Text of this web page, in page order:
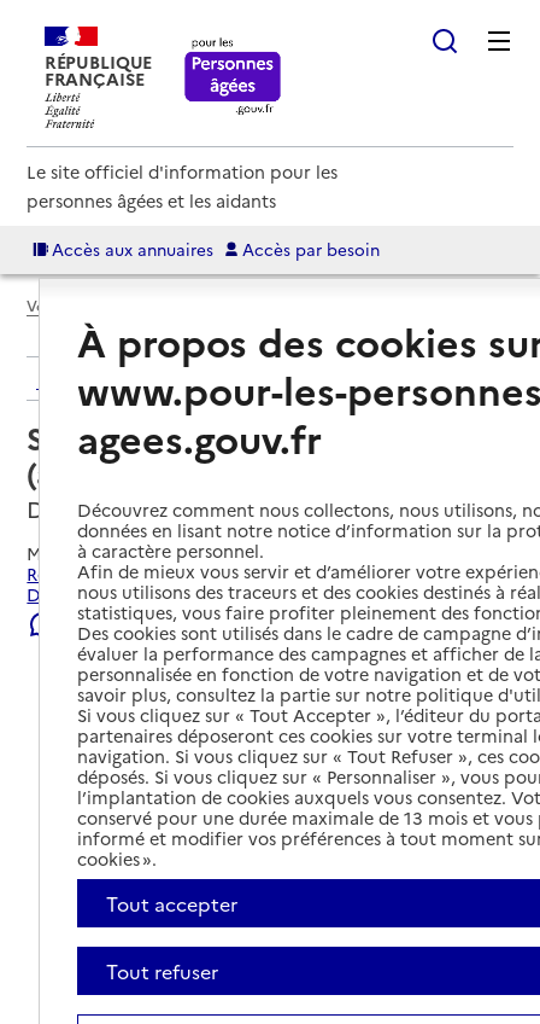
RÉPUBLIQUE
FRANÇAISE
Le site officiel d'information pour les
personnes âgées et les aidants
Accès aux annuaires Accès par besoin
Voir le fil d’Ariane
Retour aux résultats de l'annuaire
Service autonomie à domicile
(aide) – ADMR
Dompierre-sur-Yon, VENDEE
Mis à jour le23/07/2026
Rechercher les établissements et services autour de
Dompierre-sur-Yon.
Signaler une erreur
À propos des cookies
www.pour-les-
agees.gouv.fr
Découvrez comment nous collectons, nous utilisons,
données en lisant notre notice d’information sur la
à caractère personnel.
Afin de mieux vous servir et d’améliorer votre
nous utilisons des traceurs et des cookies destinés à
statistiques, vous faire profiter pleinement des
Des cookies sont utilisés dans le cadre de campagne
évaluer la performance des campagnes et afficher de
personnalisée en fonction de votre navigation et de
savoir plus, consultez la partie sur notre politique
Si vous cliquez sur « Tout Accepter », l’éditeur du
partenaires déposeront ces cookies sur votre terminal
navigation. Si vous cliquez sur « Tout Refuser », ces
déposés. Si vous cliquez sur « Personnaliser », vous
l’implantation de cookies auxquels vous consentez.
conservé pour une durée maximale de 13 mois et
informé et modifier vos préférences à tout moment
cookies ».
Tout accepter
Tout refuser